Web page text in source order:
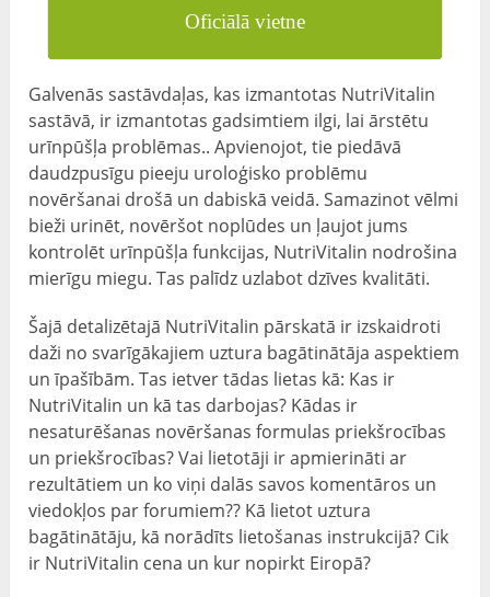
Oficiālā vietne
Galvenās sastāvdaļas, kas izmantotas NutriVitalin
sastāvā, ir izmantotas gadsimtiem ilgi, lai ārstētu
urīnpūšļa problēmas.. Apvienojot, tie piedāvā
daudzpusīgu pieeju uroloģisko problēmu
novēršanai drošā un dabiskā veidā. Samazinot vēlmi
bieži urinēt, novēršot noplūdes un ļaujot jums
kontrolēt urīnpūšļa funkcijas, NutriVitalin nodrošina
mierīgu miegu. Tas palīdz uzlabot dzīves kvalitāti.
Šajā detalizētajā NutriVitalin pārskatā ir izskaidroti
daži no svarīgākajiem uztura bagātinātāja aspektiem
un īpašībām. Tas ietver tādas lietas kā: Kas ir
NutriVitalin un kā tas darbojas? Kādas ir
nesaturēšanas novēršanas formulas priekšrocības
un priekšrocības? Vai lietotāji ir apmierināti ar
rezultātiem un ko viņi dalās savos komentāros un
viedokļos par forumiem?? Kā lietot uztura
bagātinātāju, kā norādīts lietošanas instrukcijā? Cik
ir NutriVitalin cena un kur nopirkt Eiropā?